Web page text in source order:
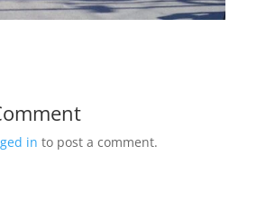
in to post a comment.